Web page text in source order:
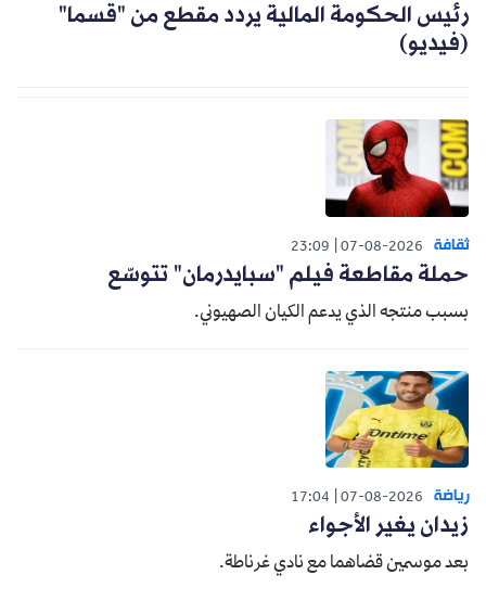
رئيس الحكومة المالية يردد مقطع من "قسما"
(فيديو)
ثقافة 07-08-2026
23:09
حملة مقاطعة فيلم "سبايدرمان" تتوسّع
بسبب منتجه الذي يدعم الكيان الصهيوني.
رياضة 07-08-2026
17:04
زيدان يغير الأجواء
بعد موسمين قضاهما مع نادي غرناطة.